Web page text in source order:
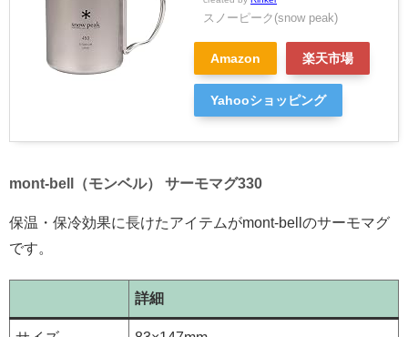
スノーピーク(snow peak)
Amazon 楽天市場
Yahooショッピング
mont-bell（モンベル） サーモマグ330
保温・保冷効果に長けたアイテムがmont-bellのサーモマグ
です。
詳細